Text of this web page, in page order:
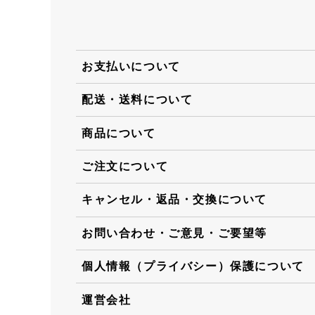
お支払いについて
配送・送料について
商品について
ご注文について
キャンセル・返品・交換について
お問い合わせ・ご意見・ご要望等
個人情報（プライバシー）保護について
運営会社